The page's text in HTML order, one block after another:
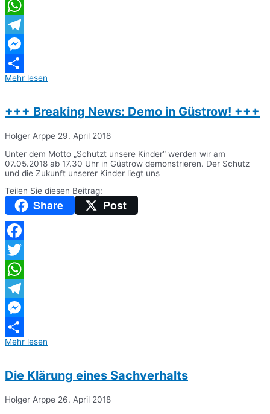
Twitter
WhatsApp
Telegram
Messenger
Teilen
Mehr lesen
+++ Breaking News: Demo in Güstrow! +++
Holger Arppe 29. April 2018
Unter dem Motto „Schützt unsere Kinder“ werden wir am
07.05.2018 ab 17.30 Uhr in Güstrow demonstrieren. Der Schutz
und die Zukunft unserer Kinder liegt uns
Teilen Sie diesen Beitrag:
Share Post
Facebook
Twitter
WhatsApp
Telegram
Messenger
Teilen
Mehr lesen
Die Klärung eines Sachverhalts
Holger Arppe 26. April 2018